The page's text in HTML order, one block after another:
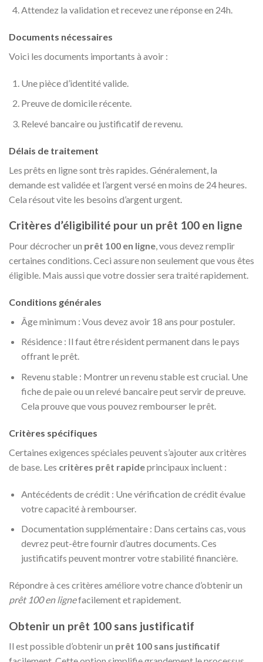
Attendez la validation et recevez une réponse en 24h.
Documents nécessaires
Voici les documents importants à avoir :
Une pièce d’identité valide.
Preuve de domicile récente.
Relevé bancaire ou justificatif de revenu.
Délais de traitement
Les prêts en ligne sont très rapides. Généralement, la
demande est validée et l’argent versé en moins de 24 heures.
Cela résout vite les besoins d’argent urgent.
Critères d’éligibilité pour un prêt 100 en ligne
Pour décrocher un prêt 100 en ligne, vous devez remplir
certaines conditions. Ceci assure non seulement que vous êtes
éligible. Mais aussi que votre dossier sera traité rapidement.
Conditions générales
Âge minimum : Vous devez avoir 18 ans pour postuler.
Résidence : Il faut être résident permanent dans le pays
offrant le prêt.
Revenu stable : Montrer un revenu stable est crucial. Une
fiche de paie ou un relevé bancaire peut servir de preuve.
Cela prouve que vous pouvez rembourser le prêt.
Critères spécifiques
Certaines exigences spéciales peuvent s’ajouter aux critères
de base. Les critères prêt rapideprincipaux incluent :
Antécédents de crédit : Une vérification de crédit évalue
votre capacité à rembourser.
Documentation supplémentaire : Dans certains cas, vous
devrez peut-être fournir d’autres documents. Ces
justificatifs peuvent montrer votre stabilité financière.
Répondre à ces critères améliore votre chance d’obtenir un
prêt 100 en lignefacilement et rapidement.
Obtenir un prêt 100 sans justificatif
Il est possible d’obtenir un prêt 100 sans justificatif